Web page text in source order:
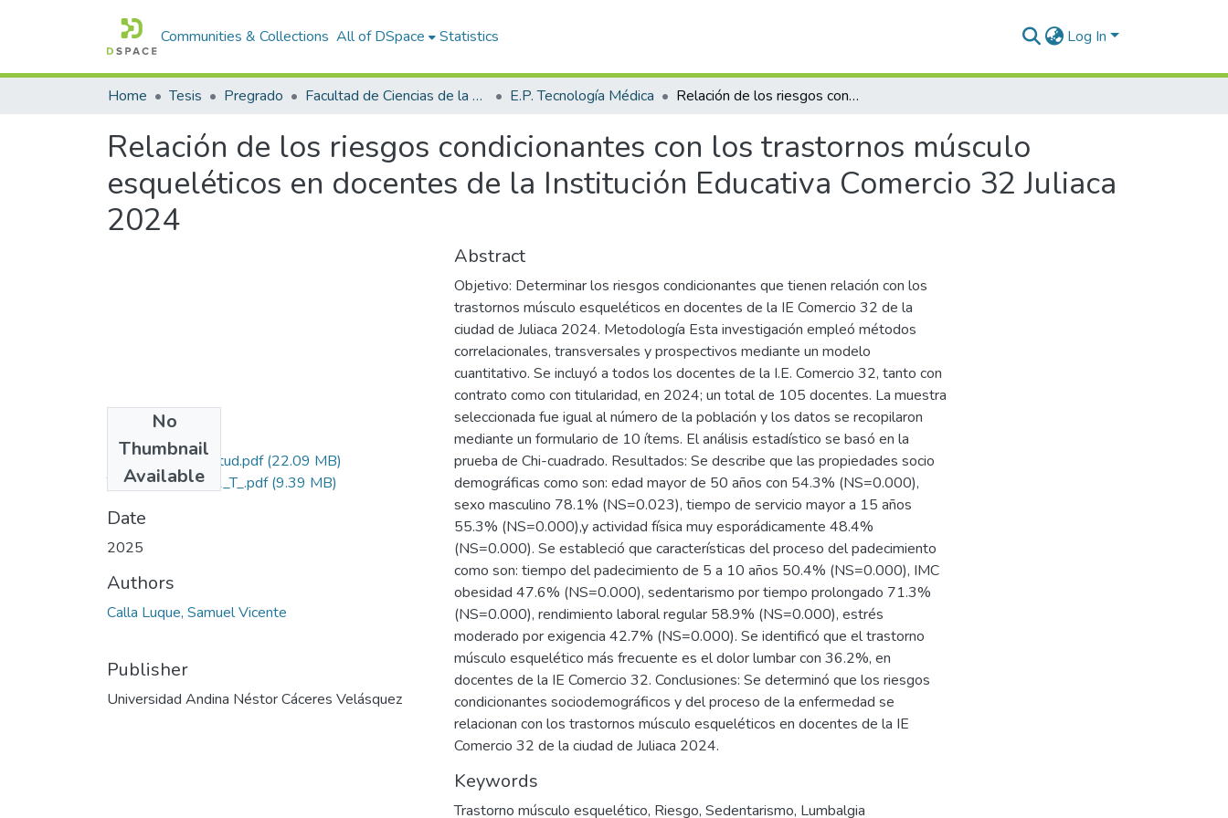
Communities & Collections All of DSpace Statistics Log In
Home Tesis Pregrado Facultad de Ciencias de la Salud E.P. Tecnología Médica Relación de los riesgos condicionantes con los trastornos músculo esqueléticos en docentes de la Institución Educativa Comercio 32 Juliaca 2024
Relación de los riesgos condicionantes con los trastornos músculo
esqueléticos en docentes de la Institución Educativa Comercio 32 Juliaca
2024
No
Thumbnail
Available
Grado de Similitud.pdf(22.09 MB)
T036_73236201_T_.pdf(9.39 MB)
Date
2025
Authors
Calla Luque, Samuel Vicente
Publisher
Universidad Andina Néstor Cáceres Velásquez
Abstract
Objetivo: Determinar los riesgos condicionantes que tienen relación con los
trastornos músculo esqueléticos en docentes de la IE Comercio 32 de la
ciudad de Juliaca 2024. Metodología Esta investigación empleó métodos
correlacionales, transversales y prospectivos mediante un modelo
cuantitativo. Se incluyó a todos los docentes de la I.E. Comercio 32, tanto con
contrato como con titularidad, en 2024; un total de 105 docentes. La muestra
seleccionada fue igual al número de la población y los datos se recopilaron
mediante un formulario de 10 ítems. El análisis estadístico se basó en la
prueba de Chi-cuadrado. Resultados: Se describe que las propiedades socio
demográficas como son: edad mayor de 50 años con 54.3% (NS=0.000),
sexo masculino 78.1% (NS=0.023), tiempo de servicio mayor a 15 años
55.3% (NS=0.000),y actividad física muy esporádicamente 48.4%
(NS=0.000). Se estableció que características del proceso del padecimiento
como son: tiempo del padecimiento de 5 a 10 años 50.4% (NS=0.000), IMC
obesidad 47.6% (NS=0.000), sedentarismo por tiempo prolongado 71.3%
(NS=0.000), rendimiento laboral regular 58.9% (NS=0.000), estrés
moderado por exigencia 42.7% (NS=0.000). Se identificó que el trastorno
músculo esquelético más frecuente es el dolor lumbar con 36.2%, en
docentes de la IE Comercio 32. Conclusiones: Se determinó que los riesgos
condicionantes sociodemográficos y del proceso de la enfermedad se
relacionan con los trastornos músculo esqueléticos en docentes de la IE
Comercio 32 de la ciudad de Juliaca 2024.
Keywords
Trastorno músculo esquelético, Riesgo, Sedentarismo, Lumbalgia